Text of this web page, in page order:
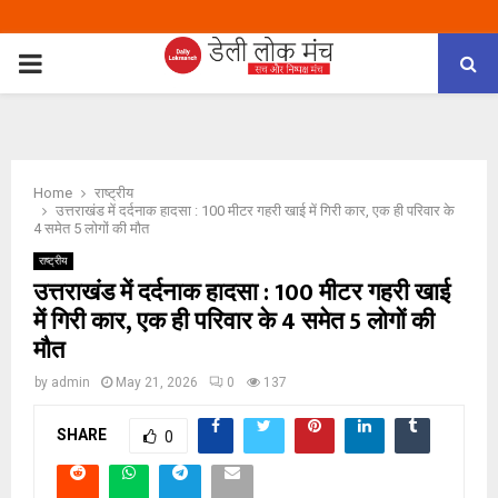
PRIMARY
Home
राष्ट्रीय
उत्तराखंड में दर्दनाक हादसा : 100 मीटर गहरी खाई में गिरी कार, एक ही परिवार के
4 समेत 5 लोगों की मौत
राष्ट्रीय
उत्तराखंड में दर्दनाक हादसा : 100 मीटर गहरी खाई
में गिरी कार, एक ही परिवार के 4 समेत 5 लोगों की
मौत
by admin May 21, 2026 0 137
SHARE 0